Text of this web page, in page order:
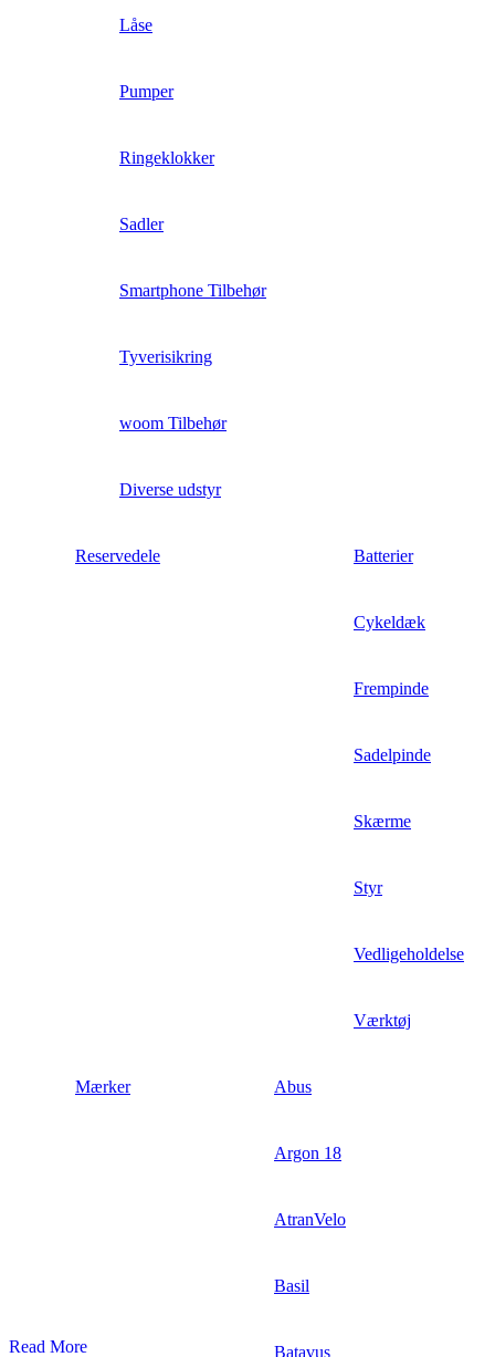
Read More
Låse
Pumper
Ringeklokker
Sadler
Smartphone Tilbehør
Tyverisikring
woom Tilbehør
Diverse udstyr
Reservedele Batterier
Cykeldæk
Frempinde
Sadelpinde
Skærme
Styr
Vedligeholdelse
Værktøj
Mærker Abus
Argon 18
AtranVelo
Basil
Batavus